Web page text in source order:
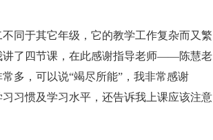
同于其它年级，它的教学工作复杂而又繁
讲了四节课，在此感谢指导老师——陈慧老
多，可以说“竭尽所能”，我非常感谢
习惯及学习水平，还告诉我上课应该注意